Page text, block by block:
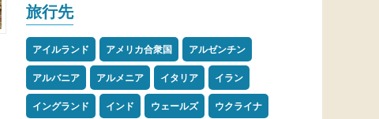
旅行先
アイルランド アメリカ合衆国 アルゼンチン
アルバニア アルメニア イタリア イラン
イングランド インド ウェールズ ウクライナ